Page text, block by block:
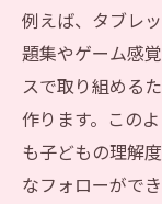
例えば、タブレ
題集やゲーム感
スで取り組める
作ります。この
も子どもの理解
なフォローがで